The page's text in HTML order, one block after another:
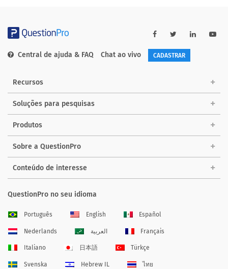
Central de ajuda & FAQ Chat ao vivo CADASTRAR
Recursos
Soluções para pesquisas
Produtos
Sobre a QuestionPro
Conteúdo de interesse
QuestionPro no seu idioma
Português English Español
Nederlands العربية Français
Italiano 日本語 Türkçe
Svenska Hebrew IL ไทย